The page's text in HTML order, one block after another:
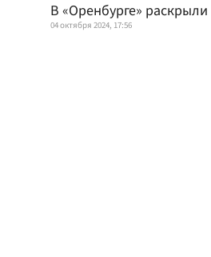
В «Оренбурге»
04 октября 2024, 17:56